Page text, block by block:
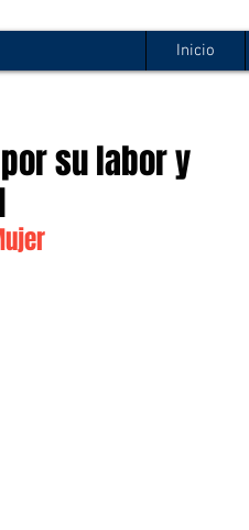
Inicio
su labor y